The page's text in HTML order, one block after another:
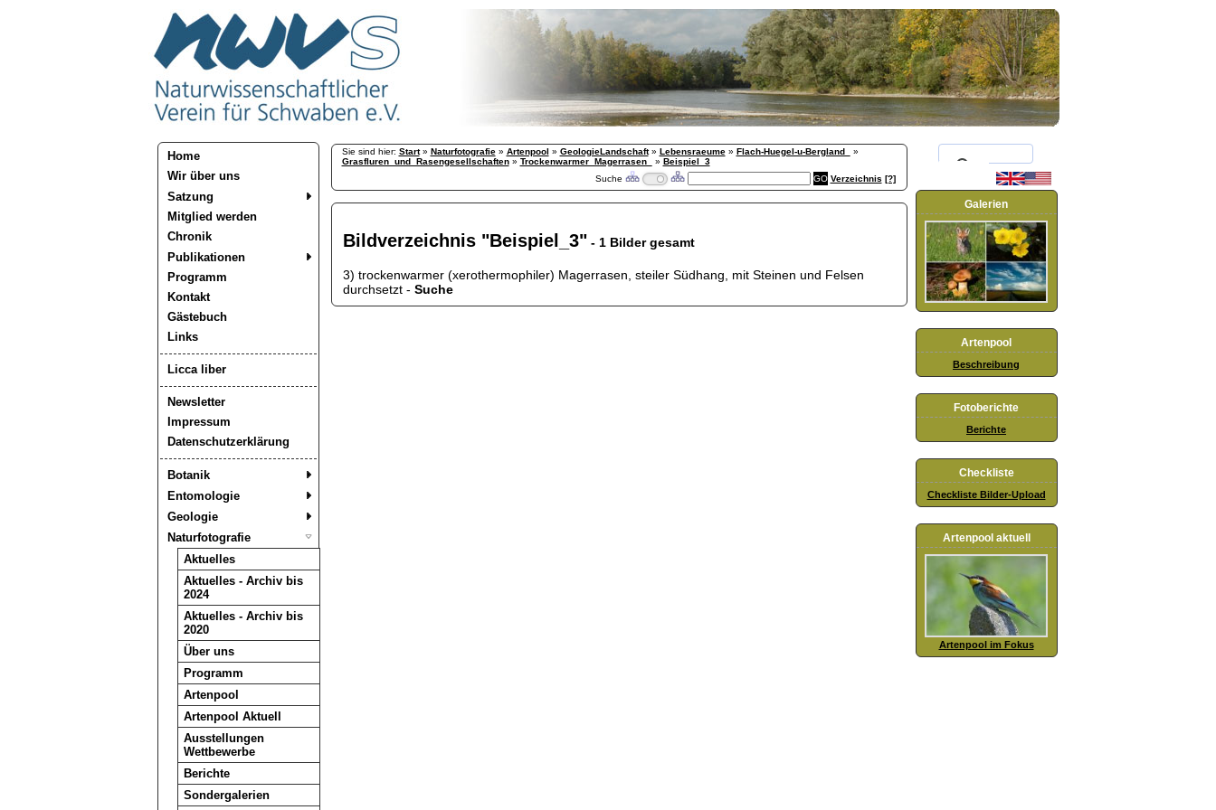
Home
Wir über uns
Satzung
Mitglied werden
Chronik
Publikationen
Programm
Kontakt
Gästebuch
Links
Licca liber
Newsletter
Impressum
Datenschutzerklärung
Botanik
Entomologie
Geologie
Naturfotografie
Aktuelles
Aktuelles - Archiv bis
2024
Aktuelles - Archiv bis
2020
Über uns
Programm
Artenpool
Artenpool Aktuell
Ausstellungen
Wettbewerbe
Berichte
Sondergalerien
Sie sind hier: Start» Naturfotografie» Artenpool » GeologieLandschaft» Lebensraeume» Flach-Huegel-u-Bergland_
»
Grasfluren_und_Rasengesellschaften» Trockenwarmer_Magerrasen_ » Beispiel_3
Suche
Verzeichnis [?]
Bildverzeichnis "Beispiel_3" - 1 Bilder gesamt
3) trockenwarmer (xerothermophiler) Magerrasen, steiler Südhang, mit Steinen und Felsen
durchsetzt - Suche
Galerien
Artenpool
Beschreibung
Fotoberichte
Berichte
Checkliste
Checkliste Bilder-Upload
Artenpool aktuell
Artenpool im Fokus